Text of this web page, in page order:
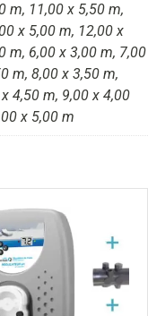
m, 11,00 x 5,50 m,
x 5,00 m, 12,00 x
m, 6,00 x 3,00 m, 7,00
m, 8,00 x 3,50 m,
4,50 m, 9,00 x 4,00
x 5,00 m